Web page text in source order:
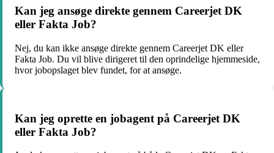
Kan jeg ansøge direkte gennem Careerjet DK
eller Fakta Job?
Nej, du kan ikke ansøge direkte gennem Careerjet DK eller
Fakta Job. Du vil blive dirigeret til den oprindelige hjemmeside,
hvor jobopslaget blev fundet, for at ansøge.
Kan jeg oprette en jobagent på Careerjet DK
eller Fakta Job?